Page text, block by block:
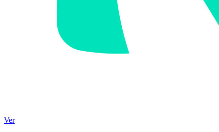
Ver